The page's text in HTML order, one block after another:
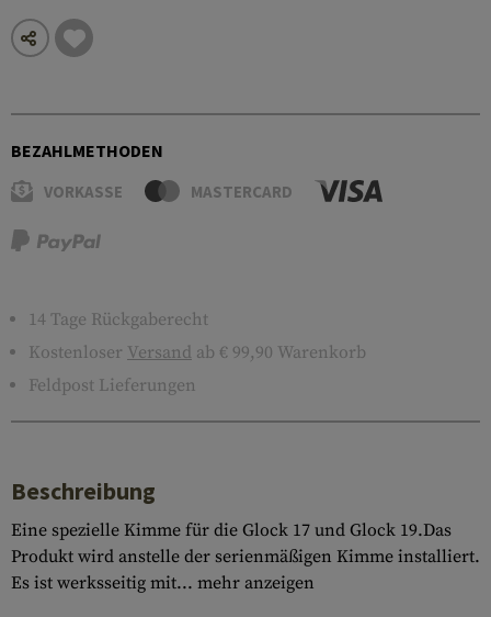
BEZAHLMETHODEN
VORKASSE MASTERCARD
14 Tage Rückgaberecht
Kostenloser Versand ab € 99,90 Warenkorb
Feldpost Lieferungen
Beschreibung
Eine spezielle Kimme für die Glock 17 und Glock 19.Das
Produkt wird anstelle der serienmäßigen Kimme installiert.
Es ist werksseitig mit... mehr anzeigen